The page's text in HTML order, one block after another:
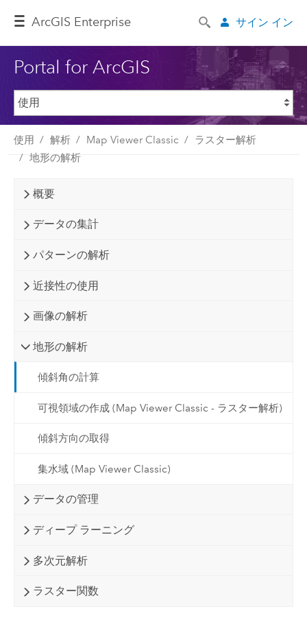
ArcGIS Enterprise サイン イン
Portal for ArcGIS
使用 解析 Map Viewer Classic
ラスター解析
地形の解析
概要
データの集計
パターンの解析
近接性の使用
画像の解析
地形の解析
傾斜角の計算
可視領域の作成 (Map Viewer Classic - ラスター解析)
傾斜方向の取得
集水域 (Map Viewer Classic)
データの管理
ディープ ラーニング
多次元解析
ラスター関数